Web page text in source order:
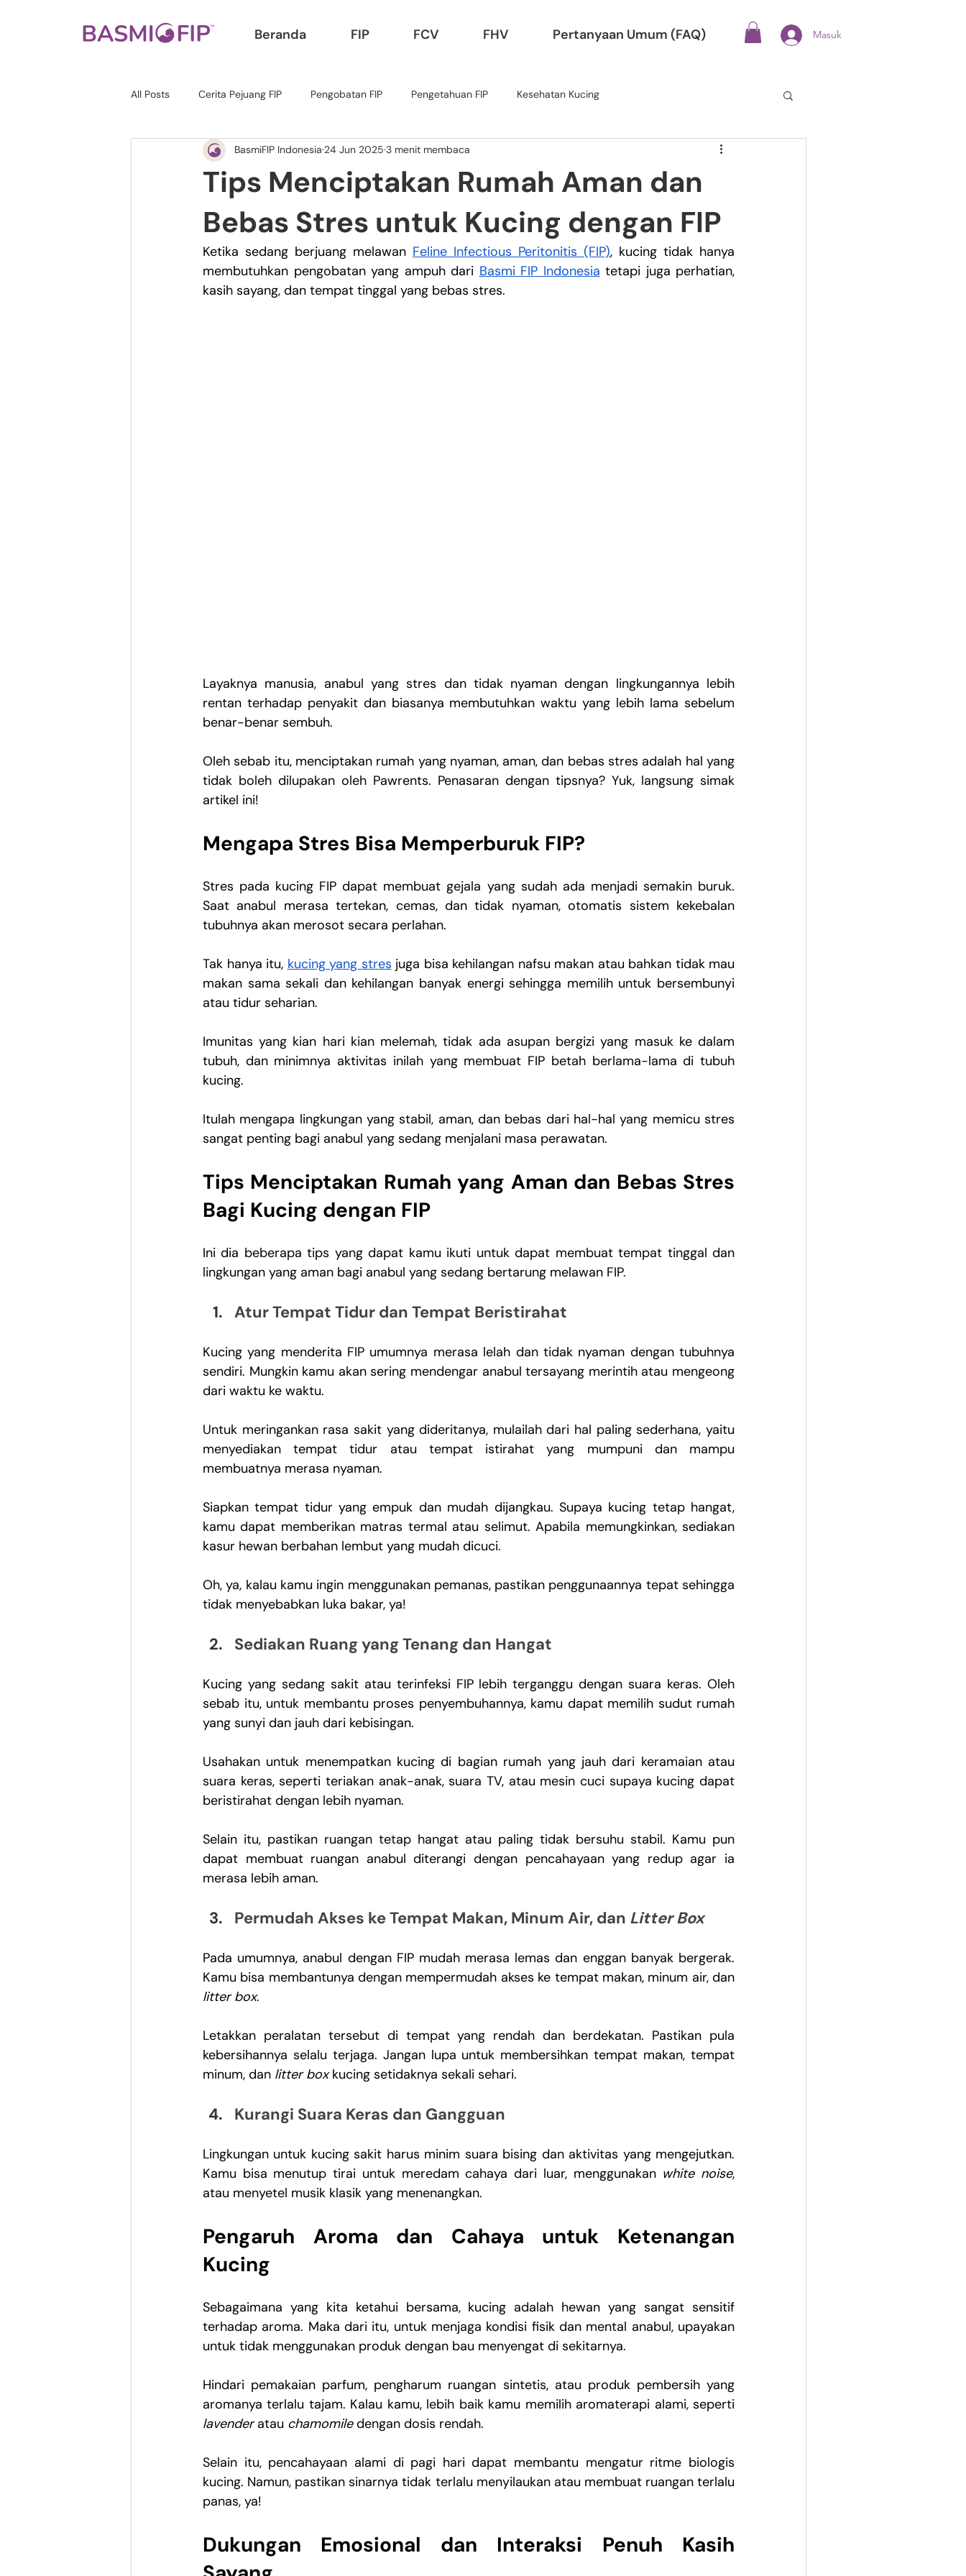
Beranda FIP FCV FHV Pertanyaan Umum (FAQ) Masuk
All Posts Cerita Pejuang FIP Pengobatan FIP Pengetahuan FIP Kesehatan Kucing
Tips Menciptakan Rumah Aman dan
Bebas Stres untuk Kucing dengan FIP
BasmiFIP Indonesia 24 Jun 2025 3 menit membaca
Ketika sedang berjuang melawan Feline Infectious Peritonitis (FIP), kucing tidak hanya
membutuhkan pengobatan yang ampuh dari Basmi FIP Indonesia tetapi juga perhatian,
kasih sayang, dan tempat tinggal yang bebas stres.
Layaknya manusia, anabul yang stres dan tidak nyaman dengan lingkungannya lebih
rentan terhadap penyakit dan biasanya membutuhkan waktu yang lebih lama sebelum
benar-benar sembuh.
Oleh sebab itu, menciptakan rumah yang nyaman, aman, dan bebas stres adalah hal yang
tidak boleh dilupakan oleh Pawrents. Penasaran dengan tipsnya? Yuk, langsung simak
artikel ini!
Mengapa Stres Bisa Memperburuk FIP?
Stres pada kucing FIP dapat membuat gejala yang sudah ada menjadi semakin buruk.
Saat anabul merasa tertekan, cemas, dan tidak nyaman, otomatis sistem kekebalan
tubuhnya akan merosot secara perlahan.
Tak hanya itu, kucing yang stres juga bisa kehilangan nafsu makan atau bahkan tidak mau
makan sama sekali dan kehilangan banyak energi sehingga memilih untuk bersembunyi
atau tidur seharian.
Imunitas yang kian hari kian melemah, tidak ada asupan bergizi yang masuk ke dalam
tubuh, dan minimnya aktivitas inilah yang membuat FIP betah berlama-lama di tubuh
kucing.
Itulah mengapa lingkungan yang stabil, aman, dan bebas dari hal-hal yang memicu stres
sangat penting bagi anabul yang sedang menjalani masa perawatan.
Tips Menciptakan Rumah yang Aman dan Bebas Stres
Bagi Kucing dengan FIP
Ini dia beberapa tips yang dapat kamu ikuti untuk dapat membuat tempat tinggal dan
lingkungan yang aman bagi anabul yang sedang bertarung melawan FIP.
Atur Tempat Tidur dan Tempat Beristirahat
Kucing yang menderita FIP umumnya merasa lelah dan tidak nyaman dengan tubuhnya
sendiri. Mungkin kamu akan sering mendengar anabul tersayang merintih atau mengeong
dari waktu ke waktu.
Untuk meringankan rasa sakit yang dideritanya, mulailah dari hal paling sederhana, yaitu
menyediakan tempat tidur atau tempat istirahat yang mumpuni dan mampu
membuatnya merasa nyaman.
Siapkan tempat tidur yang empuk dan mudah dijangkau. Supaya kucing tetap hangat,
kamu dapat memberikan matras termal atau selimut. Apabila memungkinkan, sediakan
kasur hewan berbahan lembut yang mudah dicuci.
Oh, ya, kalau kamu ingin menggunakan pemanas, pastikan penggunaannya tepat sehingga
tidak menyebabkan luka bakar, ya!
Sediakan Ruang yang Tenang dan Hangat
Kucing yang sedang sakit atau terinfeksi FIP lebih terganggu dengan suara keras. Oleh
sebab itu, untuk membantu proses penyembuhannya, kamu dapat memilih sudut rumah
yang sunyi dan jauh dari kebisingan.
Usahakan untuk menempatkan kucing di bagian rumah yang jauh dari keramaian atau
suara keras, seperti teriakan anak-anak, suara TV, atau mesin cuci supaya kucing dapat
beristirahat dengan lebih nyaman.
Selain itu, pastikan ruangan tetap hangat atau paling tidak bersuhu stabil. Kamu pun
dapat membuat ruangan anabul diterangi dengan pencahayaan yang redup agar ia
merasa lebih aman.
Permudah Akses ke Tempat Makan, Minum Air, dan Litter Box
Pada umumnya, anabul dengan FIP mudah merasa lemas dan enggan banyak bergerak.
litter box.
Letakkan peralatan tersebut di tempat yang rendah dan berdekatan. Pastikan pula
kebersihannya selalu terjaga. Jangan lupa untuk membersihkan tempat makan, tempat
minum, dan litter box kucing setidaknya sekali sehari.
Kurangi Suara Keras dan Gangguan
Lingkungan untuk kucing sakit harus minim suara bising dan aktivitas yang mengejutkan.
Kamu bisa menutup tirai untuk meredam cahaya dari luar, menggunakan white noise,
atau menyetel musik klasik yang menenangkan.
Pengaruh Aroma dan Cahaya untuk Ketenangan
Kucing
Sebagaimana yang kita ketahui bersama, kucing adalah hewan yang sangat sensitif
terhadap aroma. Maka dari itu, untuk menjaga kondisi fisik dan mental anabul, upayakan
untuk tidak menggunakan produk dengan bau menyengat di sekitarnya.
Hindari pemakaian parfum, pengharum ruangan sintetis, atau produk pembersih yang
lavender atau chamomile dengan dosis rendah.
Selain itu, pencahayaan alami di pagi hari dapat membantu mengatur ritme biologis
kucing. Namun, pastikan sinarnya tidak terlalu menyilaukan atau membuat ruangan terlalu
panas, ya!
Dukungan Emosional dan Interaksi Penuh Kasih